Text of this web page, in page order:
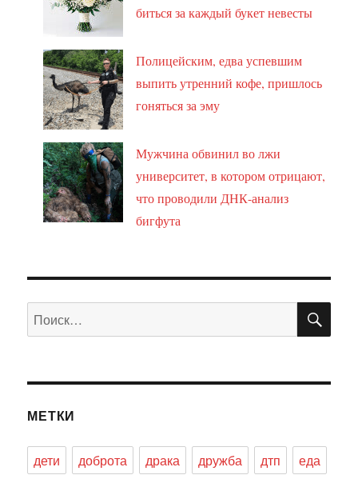
биться за каждый букет невесты
Полицейским, едва успевшим
выпить утренний кофе, пришлось
гоняться за эму
Мужчина обвинил во лжи
университет, в котором отрицают,
что проводили ДНК-анализ
бигфута
Искать:
МЕТКИ
дети доброта драка дружба дтп
еда